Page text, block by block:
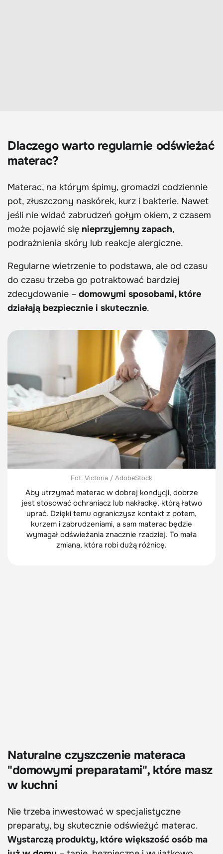
Dlaczego warto regularnie odświeżać
materac?
Materac, na którym śpimy, gromadzi codziennie
pot, złuszczony naskórek, kurz i bakterie. Nawet
jeśli nie widać zabrudzeń gołym okiem, z czasem
może pojawić się nieprzyjemny zapach,
podrażnienia skóry lub reakcje alergiczne.
Regularne wietrzenie to podstawa, ale od czasu
do czasu trzeba go potraktować bardziej
zdecydowanie – domowymi sposobami, które
działają bezpiecznie i skutecznie.
Fot. Victoria / AdobeStock
Aby utrzymać materac w dobrej kondycji, dobrze
jest stosować ochraniacz lub nakładkę, którą łatwo
uprać. Dzięki temu ograniczysz kontakt z potem,
kurzem i zabrudzeniami, a sam materac będzie
wymagał odświeżania znacznie rzadziej. To mała
zmiana, która robi dużą różnicę.
Naturalne czyszczenie materaca
"domowymi preparatami", które masz
w kuchni
Nie trzeba inwestować w specjalistyczne
preparaty, by skutecznie odświeżyć materac.
Wystarczą produkty, które większość osób ma